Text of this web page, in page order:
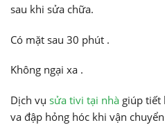
sau khi sửa chữa.
Có mặt sau 30 phút .
Không ngại xa .
Dịch vụ sửa tivi tại nhà giúp tiết
va đập hỏng hóc khi vận